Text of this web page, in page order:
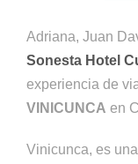
Adriana, Juan
Sonesta Hotel
experiencia de
VINICUNCA en
Vinicunca, es